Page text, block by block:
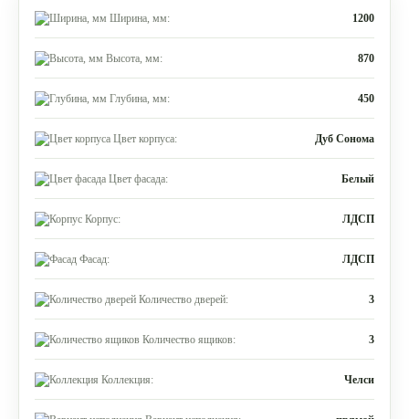
Ширина, мм: 1200
Высота, мм: 870
Глубина, мм: 450
Цвет корпуса: Дуб Сонома
Цвет фасада: Белый
Корпус: ЛДСП
Фасад: ЛДСП
Количество дверей: 3
Количество ящиков: 3
Коллекция: Челси